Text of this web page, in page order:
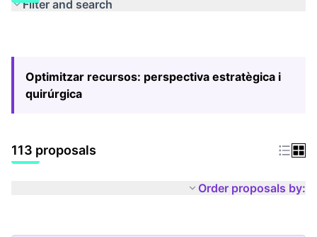
Filter and search
Optimitzar recursos: perspectiva estratègica i
quirúrgica
113 proposals
Order proposals by: